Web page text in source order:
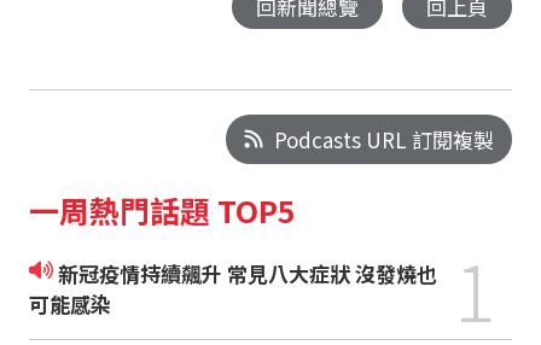
回新聞總覽 回上頁
Podcasts URL 訂閱複製
一周熱門話題 TOP5
新冠疫情持續飆升 常見八大症狀 沒發燒也
可能感染
1